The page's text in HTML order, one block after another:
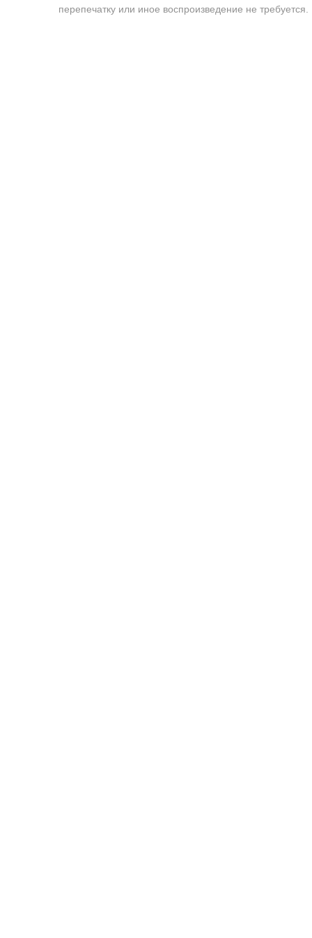
перепечатку или иное воспроизведение не требуется.